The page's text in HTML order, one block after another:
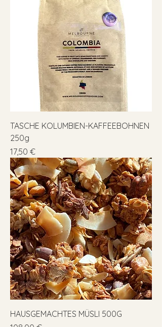
TASCHE KOLUMBIEN-KAFFEEBOHNEN
250g
Preis
17,50 €
HAUSGEMACHTES MÜSLI 500G